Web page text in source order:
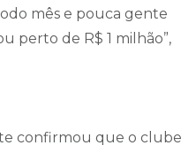
mês e pouca gente
perto de R$ 1 milhão”,
confirmou que o clube